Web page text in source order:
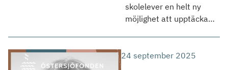
skolelever en helt ny
möjlighet att upptäcka
Itämeren nouret sankarit
24 september 2025